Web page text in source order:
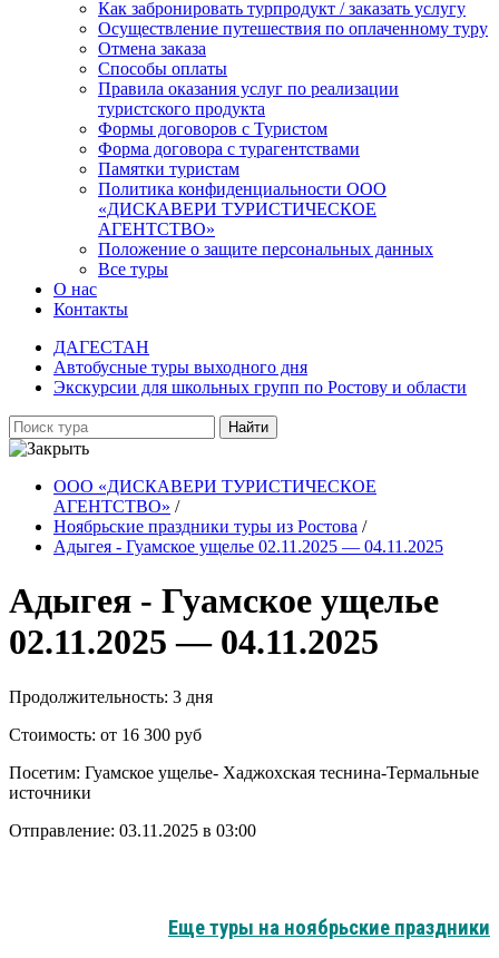
Как забронировать турпродукт / заказать услугу
Осуществление путешествия по оплаченному туру
Отмена заказа
Способы оплаты
Правила оказания услуг по реализации
туристского продукта
Формы договоров с Туристом
Форма договора с турагентствами
Памятки туристам
Политика конфиденциальности ООО
«ДИСКАВЕРИ ТУРИСТИЧЕСКОЕ
АГЕНТСТВО»
Положение о защите персональных данных
Все туры
О нас
Контакты
ДАГЕСТАН
Автобусные туры выходного дня
Экскурсии для школьных групп по Ростову и области
Найти
ООО «ДИСКАВЕРИ ТУРИСТИЧЕСКОЕ
АГЕНТСТВО» /
Ноябрьские праздники туры из Ростова /
Адыгея - Гуамское ущелье 02.11.2025 — 04.11.2025
Адыгея - Гуамское ущелье
02.11.2025 — 04.11.2025
Продолжительность: 3 дня
Стоимость: от 16 300 руб
Посетим: Гуамское ущелье- Хаджохская теснина-Термальные
источники
Отправление: 03.11.2025 в 03:00
Еще туры на ноябрьские праздники